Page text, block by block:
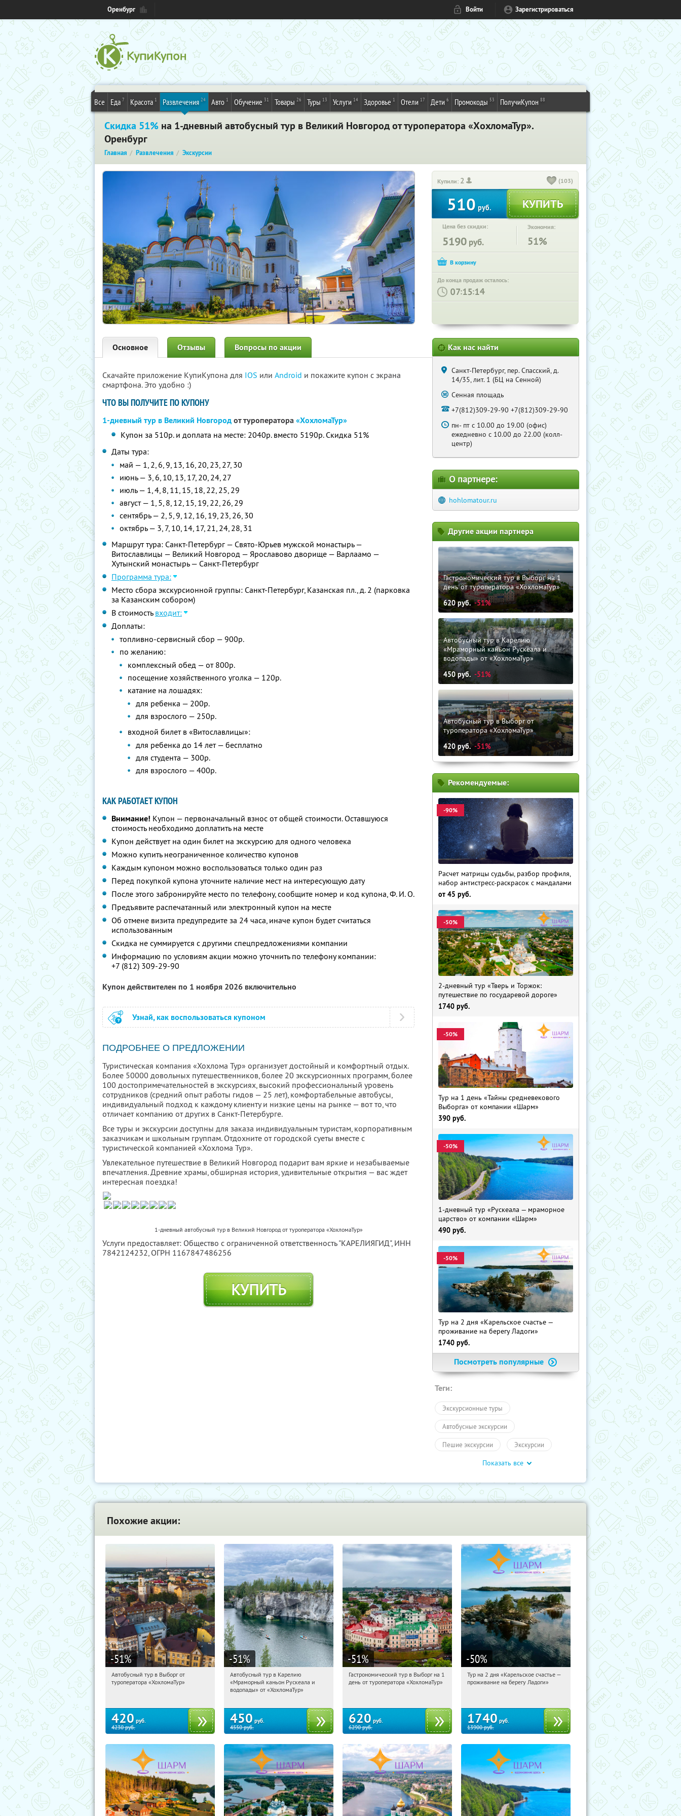
Оренбург Войти Зарегистрироваться
Все Еда 7 Красота 1 Развлечения 24 Авто 1 Обучение 31 Товары 26 Туры 13 Услуги 14 Здоровье 1 Отели 17 Дети 6 Промокоды 53 ПолучиКупон 88
Скидка 51% на 1-дневный автобусный тур в Великий Новгород от туроператора «ХохломаТур».
Оренбург
Главная Развлечения Экскурсии
Купили: 2 (103)
510 руб.
Цена без скидки:
5190 руб.
Экономия:
51%
До конца продаж осталось:
: :
Основное Отзывы Вопросы по акции
Скачайте приложение КупиКупона для IOS или Android и покажите купон с экрана
смартфона. Это удобно :)
ЧТО ВЫ ПОЛУЧИТЕ ПО КУПОНУ
1-дневный тур в Великий Новгородот туроператора«ХохломаТур»
Купон за 510р. и доплата на месте: 2040р. вместо 5190р. Скидка 51%
Даты тура:
май — 1, 2, 6, 9, 13, 16, 20, 23, 27, 30
июнь — 3, 6, 10, 13, 17, 20, 24, 27
июль — 1, 4, 8, 11, 15, 18, 22, 25, 29
август — 1, 5, 8, 12, 15, 19, 22, 26, 29
сентябрь — 2, 5, 9, 12, 16, 19, 23, 26, 30
октябрь — 3, 7, 10, 14, 17, 21, 24, 28, 31
Маршрут тура: Санкт-Петербург — Свято-Юрьев мужской монастырь —
Витославлицы — Великий Новгород — Ярославово дворище — Варлаамо —
Хутынский монастырь — Санкт-Петербург
Программа тура:
Место сбора экскурсионной группы: Санкт-Петербург, Казанская пл., д. 2 (парковка
за Казанским собором)
В стоимость входит:
Доплаты:
топливно-сервисный сбор — 900р.
по желанию:
комплексный обед — от 800р.
посещение хозяйственного уголка — 120р.
катание на лошадях:
для ребенка — 200р.
для взрослого — 250р.
входной билет в «Витославлицы»:
для ребенка до 14 лет — бесплатно
для студента — 300р.
для взрослого — 400р.
КАК РАБОТАЕТ КУПОН
Внимание! Купон — первоначальный взнос от общей стоимости. Оставшуюся
стоимость необходимо доплатить на месте
Купон действует на один билет на экскурсию для одного человека
Можно купить неограниченное количество купонов
Каждым купоном можно воспользоваться только один раз
Перед покупкой купона уточните наличие мест на интересующую дату
После этого забронируйте место по телефону, сообщите номер и код купона,Ф. И. О.
Предъявите распечатанный или электронный купон на месте
Об отмене визита предупредите за 24 часа, иначе купон будет считаться
использованным
Скидка не суммируется с другими спецпредложениями компании
Информацию по условиям акции можно уточнить по телефону компании:
+7 (812) 309-29-90
Купон действителен по 1 ноября 2026 включительно
Узнай, как воспользоваться купоном
ПОДРОБНЕЕ О ПРЕДЛОЖЕНИИ
Туристическая компания «Хохлома Тур» организует достойный и комфортный отдых.
Более 50000 довольных путешественников, более 20 экскурсионных программ, более
100 достопримечательностей в экскурсиях, высокий профессиональный уровень
сотрудников (средний опыт работы гидов — 25 лет), комфортабельные автобусы,
индивидуальный подход к каждому клиенту и низкие цены на рынке — вот то, что
отличает компанию от других в Санкт-Петербурге.
Все туры и экскурсии доступны для заказа индивидуальным туристам, корпоративным
заказчикам и школьным группам. Отдохните от городской суеты вместе с
туристической компанией «Хохлома Тур».
Увлекательное путешествие в Великий Новгород подарит вам яркие и незабываемые
впечатления. Древние храмы, обширная история, удивительные открытия — вас ждет
интересная поездка!
1-дневный автобусный тур в Великий Новгород от туроператора «ХохломаТур»
Услуги предоставляет: Общество с ограниченной ответственность "КАРЕЛИЯГИД", ИНН
7842124232, ОГРН 1167847486256
КУПИТЬ
Как нас найти
Санкт-Петербург, пер. Спасский, д.
14/35, лит. 1 (БЦ на Сенной)
Сенная площадь
+7(812)309-29-90 +7(812)309-29-90
пн- пт с 10.00 до 19.00 (офис)
ежедневно с 10.00 до 22.00 (колл-
центр)
О партнере:
hohlomatour.ru
Другие акции партнера
Гастрономический тур в Выборг на 1
день от туроператора «ХохломаТур»
620руб. -51%
Автобусный тур в Карелию
«Мраморный каньон Рускеала и
водопады» от «ХохломаТур»
450руб. -51%
Автобусный тур в Выборг от
туроператора «ХохломаТур»
420руб. -51%
Рекомендуемые:
-90%
Расчет матрицы судьбы, разбор профиля,
набор антистресс-раскрасок с мандалами
от 45 руб.
-50%
2-дневный тур «Тверь и Торжок:
путешествие по государевой дороге»
1740 руб.
-50%
Тур на 1 день «Тайны средневекового
Выборга» от компании «Шарм»
390 руб.
-50%
1-дневный тур «Рускеала — мраморное
царство» от компании «Шарм»
490 руб.
-50%
Тур на 2 дня «Карельское счастье —
проживание на берегу Ладоги»
1740 руб.
Посмотреть популярные
Теги:
Экскурсионные туры
Автобусные экскурсии
Пешие экскурсии Экскурсии
Другие города России
Развлечения
Показать все
Похожие акции:
-51%
10:10:18 Купили:
Автобусный тур в Выборг от
туроператора «ХохломаТур»
420 руб.
4230руб.
-51%
10:10:18 Купили:
Сенная площадь
Автобусный тур в Карелию
«Мраморный каньон Рускеала и
водопады» от «ХохломаТур»
450 руб.
4550руб.
-51%
10:10:18 Купили:5
Гастрономический тур в Выборг на 1
день от туроператора «ХохломаТур»
620 руб.
6290руб.
-50%
10:10:18 Купили:39
Тур на 2 дня «Карельское счастье —
проживание на берегу Ладоги»
1740 руб.
13900руб.